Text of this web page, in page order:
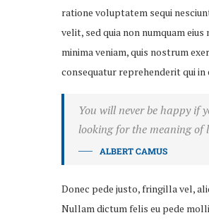
ratione voluptatem sequi
velit, sed quia non numquam
minima veniam, quis nostrum
consequatur reprehenderit qui
You will never be happy if
looking for the meaning of
ALBERT CAMUS
Donec pede justo, fringilla vel,
Nullam dictum felis eu pede